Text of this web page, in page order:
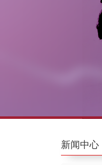
新闻中心